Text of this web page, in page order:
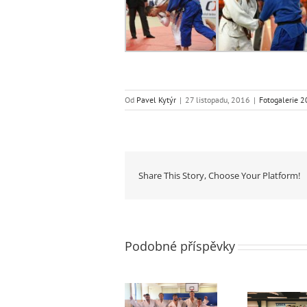
Od Pavel Kytýr | 27 listopadu, 2016 | Fotogalerie
Share This Story, Choose Your Platform!
Podobné příspěvky